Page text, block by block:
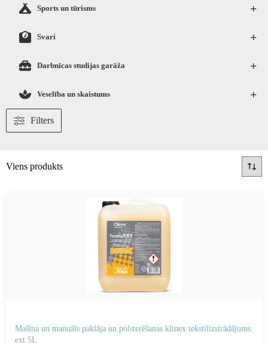
+
Sports un tūrisms
+
Svari
+
Darbnīcas studijas garāža
+
Veselība un skaistums
Filters
Viens produkts
Mašīna un manuāls paklāja un polsterēšanas klinex tekstilizstrādājums
ext 5L